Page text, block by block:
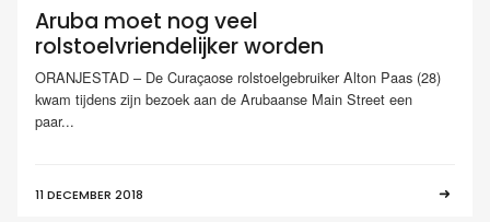
Aruba moet nog veel
rolstoelvriendelijker worden
ORANJESTAD – De Curaçaose rolstoelgebruiker Alton Paas (28)
kwam tijdens zijn bezoek aan de Arubaanse Main Street een
paar...
11 DECEMBER 2018